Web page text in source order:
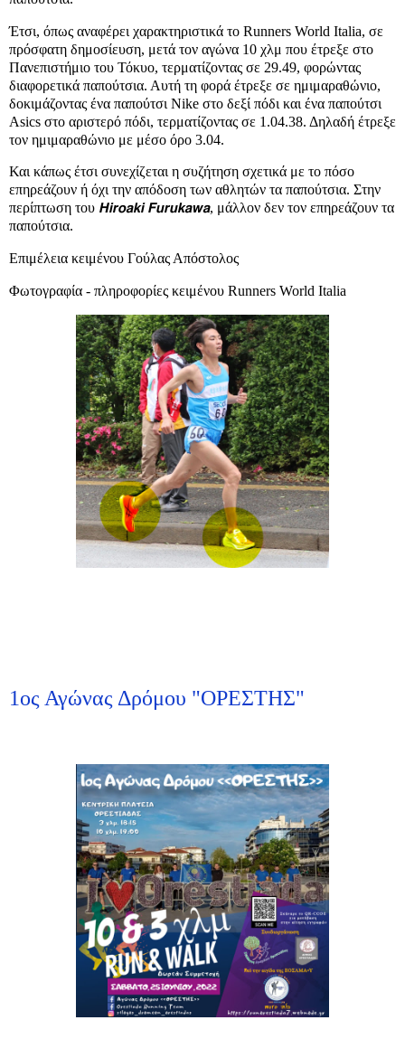
Έτσι, όπως αναφέρει χαρακτηριστικά το Runners World Italia, σε
πρόσφατη δημοσίευση, μετά τον αγώνα 10 χλμ που έτρεξε στο
Πανεπιστήμιο του Τόκυο, τερματίζοντας σε 29.49, φορώντας
διαφορετικά παπούτσια. Αυτή τη φορά έτρεξε σε ημιμαραθώνιο,
δοκιμάζοντας ένα παπούτσι Nike στο δεξί πόδι και ένα παπούτσι
Asics στο αριστερό πόδι, τερματίζοντας σε 1.04.38. Δηλαδή έτρεξε
τον ημιμαραθώνιο με μέσο όρο 3.04.
Και κάπως έτσι συνεχίζεται η συζήτηση σχετικά με το πόσο
επηρεάζουν ή όχι την απόδοση των αθλητών τα παπούτσια. Στην
περίπτωση του 𝙃𝙞𝙧𝙤𝙖𝙠𝙞 𝙁𝙪𝙧𝙪𝙠𝙖𝙬𝙖, μάλλον δεν τον επηρεάζουν τα
παπούτσια.
Επιμέλεια κειμένου Γούλας Απόστολος
Φωτογραφία - πληροφορίες κειμένου Runners World Italia
1ος Αγώνας Δρόμου "ΟΡΕΣΤΗΣ"